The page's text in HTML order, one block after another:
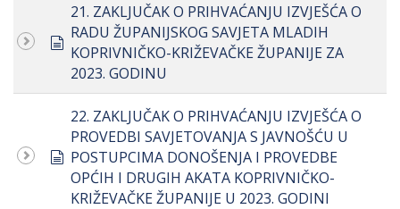
document
21. ZAKLJUČAK O PRIHVAĆANJU IZVJEŠĆA O
RADU ŽUPANIJSKOG SAVJETA MLADIH
KOPRIVNIČKO-KRIŽEVAČKE ŽUPANIJE ZA
2023. GODINU
document
22. ZAKLJUČAK O PRIHVAĆANJU IZVJEŠĆA O
PROVEDBI SAVJETOVANJA S JAVNOŠĆU U
POSTUPCIMA DONOŠENJA I PROVEDBE
OPĆIH I DRUGIH AKATA KOPRIVNIČKO-
KRIŽEVAČKE ŽUPANIJE U 2023. GODINI